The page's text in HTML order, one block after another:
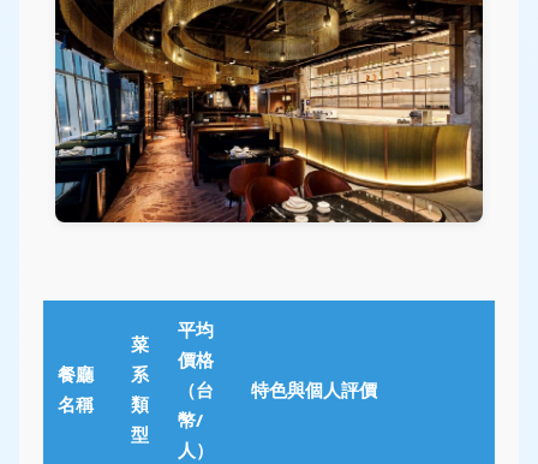
餐廳
名稱
菜
系
類
型
平均
價格
（台
幣/
人）
特色與個人評價